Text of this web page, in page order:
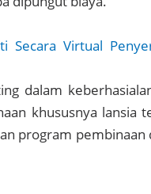
Secara Virtual
dalam
khususnya lansia
program pembinaan